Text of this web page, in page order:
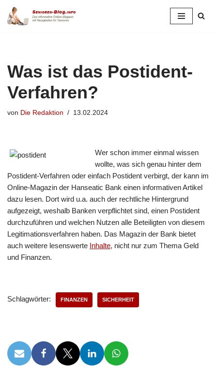
Zum
Was ist das Postident-
Verfahren?
von Die Redaktion 13.02.2024
Wer schon immer einmal wissen
wollte, was sich genau hinter dem
Postident-Verfahren oder einfach Postident verbirgt, der kann im
Online-Magazin der Hanseatic Bank einen informativen Artikel
dazu lesen. Dort wird u.a. auch der rechtliche Hintergrund
aufgezeigt, weshalb Banken verpflichtet sind, einen Postident
durchzuführen und welchen Nutzen alle Beteiligten von diesem
Legitimationsverfahren haben. Das Magazin der Bank bietet
auch weitere lesenswerte Inhalte, nicht nur zum Thema Geld
und Finanzen.
Schlagwörter: FINANZEN SICHERHEIT